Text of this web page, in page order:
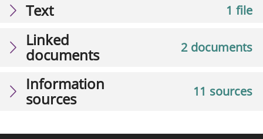
1 file
Text
2 documents
Linked
documents
11 sources
Information
sources